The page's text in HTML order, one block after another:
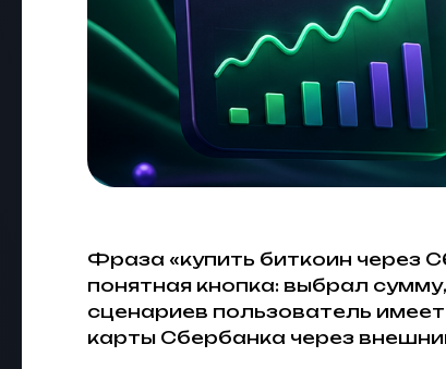
Фраза «купить биткоин через
понятная кнопка: выбрал
сценариев пользователь
карты Сбербанка через